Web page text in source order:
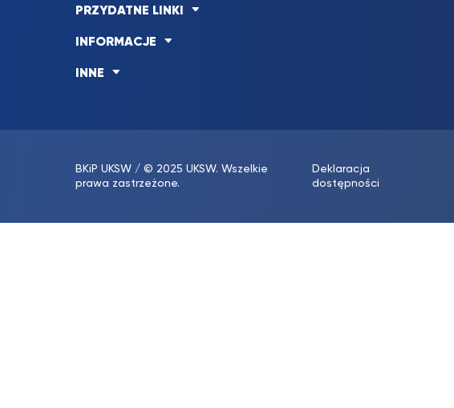
PRZYDATNE LINKI
INFORMACJE
INNE
BKiP UKSW / © 2025 UKSW. Wszelkie
prawa zastrzeżone.
Deklaracja
dostępności